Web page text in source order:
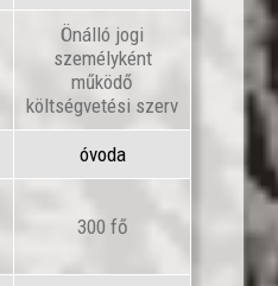
Önálló jogi
személyként
működő
költségvetési szerv
óvoda
300 fő